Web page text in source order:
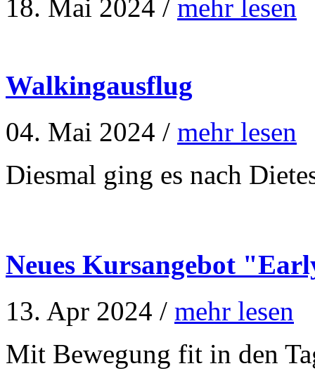
18. Mai 2024 / mehr lesen
Walkingausflug
04. Mai 2024 / mehr lesen
Diesmal ging es nach
Neues Kursangebot
13. Apr 2024 / mehr lesen
Mit Bewegung fit in den